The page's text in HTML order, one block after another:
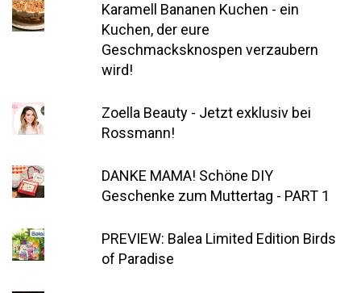
Karamell Bananen Kuchen - ein
Kuchen, der eure
Geschmacksknospen verzaubern
wird!
Zoella Beauty - Jetzt exklusiv bei
Rossmann!
DANKE MAMA! Schöne DIY
Geschenke zum Muttertag - PART 1
PREVIEW: Balea Limited Edition Birds
of Paradise